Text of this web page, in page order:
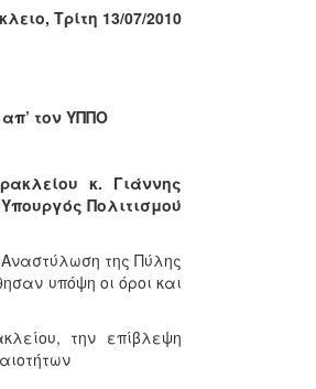
Τρίτη 13/07/2010
τον ΥΠΠΟ
κ. Γιάννης
Υπουργός Πολιτισμού
της Πύλης
υπόψη οι όροι και
την επίβλεψη